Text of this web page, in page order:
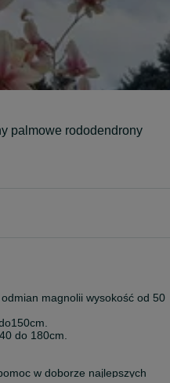
palmowe rododendrony
magnolii wysokość od 50
do 180cm.
w doborze najlepszych